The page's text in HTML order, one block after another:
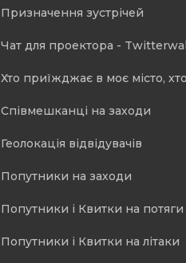
Призначення зустрічей
Чат для проектора -
Хто приїжджає в моє місто,
Співмешканці на заходи
Геолокація відвідувачів
Попутники на заходи
Попутники і Квитки на потяги
Попутники і Квитки на літаки